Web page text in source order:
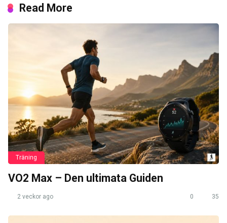
Read More
Träning
VO2 Max – Den ultimata Guiden
2 veckor ago 0 35